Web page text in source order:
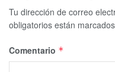
Tu dirección de correo
obligatorios están
Comentario *